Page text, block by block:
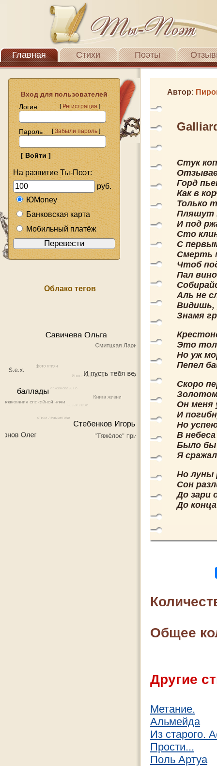
Главная Стихи Поэты
Вход для пользователей
Логин
[Регистрация]
Пароль [Забыли пароль]
На развитие Ты-Поэт:
руб.
ЮMoney
Банковская карта
Мобильный платёж
Облако тегов
Автор:
Стук
Горд
Как в
Только
Пляшут
И под
Сто
С
Смерть
Чтоб
Пал
Аль не
Видишь,
Знамя
Это
Но уж
Пепел
Скоро
Он меня
И
Но
В
Было бы
Я
Но луны
Сон
До зари
До
Общее
Другие
Метание.
Альмейда
Из старого.
Прости...
Поль Артуа